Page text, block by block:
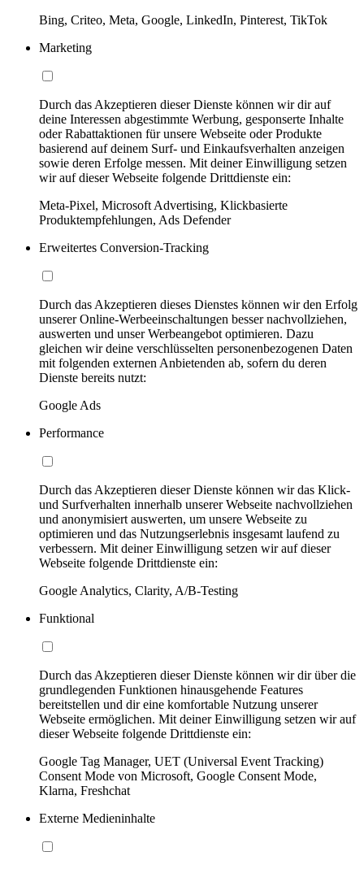
Bing, Criteo, Meta, Google, LinkedIn, Pinterest, TikTok
Marketing
Durch das Akzeptieren dieser Dienste können wir dir auf
deine Interessen abgestimmte Werbung, gesponserte Inhalte
oder Rabattaktionen für unsere Webseite oder Produkte
basierend auf deinem Surf- und Einkaufsverhalten anzeigen
sowie deren Erfolge messen. Mit deiner Einwilligung setzen
wir auf dieser Webseite folgende Drittdienste ein:
Meta-Pixel, Microsoft Advertising, Klickbasierte
Produktempfehlungen, Ads Defender
Erweitertes Conversion-Tracking
Durch das Akzeptieren dieses Dienstes können wir den Erfolg
unserer Online-Werbeeinschaltungen besser nachvollziehen,
auswerten und unser Werbeangebot optimieren. Dazu
gleichen wir deine verschlüsselten personenbezogenen Daten
mit folgenden externen Anbietenden ab, sofern du deren
Dienste bereits nutzt:
Google Ads
Performance
Durch das Akzeptieren dieser Dienste können wir das Klick-
und Surfverhalten innerhalb unserer Webseite nachvollziehen
und anonymisiert auswerten, um unsere Webseite zu
optimieren und das Nutzungserlebnis insgesamt laufend zu
verbessern. Mit deiner Einwilligung setzen wir auf dieser
Webseite folgende Drittdienste ein:
Google Analytics, Clarity, A/B-Testing
Funktional
Durch das Akzeptieren dieser Dienste können wir dir über die
grundlegenden Funktionen hinausgehende Features
bereitstellen und dir eine komfortable Nutzung unserer
Webseite ermöglichen. Mit deiner Einwilligung setzen wir auf
dieser Webseite folgende Drittdienste ein:
Google Tag Manager, UET (Universal Event Tracking)
Consent Mode von Microsoft, Google Consent Mode,
Klarna, Freshchat
Externe Medieninhalte